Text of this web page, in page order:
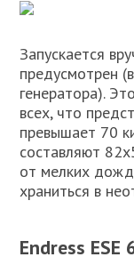
Запускается
предусмотрен
генератора).
всех, что
превышает 70
составляют
от мелких
храниться в
Endress ESE